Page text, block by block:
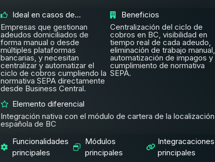
Ideal en casos de...
Empresas que gestionan
adeudos domiciliados de
forma manual o desde
múltiples plataformas
bancarias, y necesitan
centralizar y automatizar el
ciclo de cobros cumpliendo la
normativa SEPA directamente
desde Business Central.
Beneficios
Centralización del ciclo de
cobros en BC, visibilidad en
tiempo real de cada adeudo,
eliminación de trabajo manual,
automatización de impagos y
cumplimiento de normativa
SEPA.
Elemento diferencial
Integración nativa con el módulo de cartera de la localización
española de BC
Funcionalidades
principales
Módulos
principales
Integracaciones
principales